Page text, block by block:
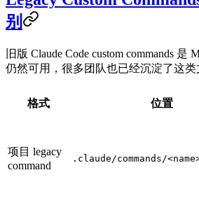
别
旧版 Claude Code custom commands 是
仍然可用，很多团队也已经沉淀了这类
格式 位置
项目 legacy
command
.claude/commands/